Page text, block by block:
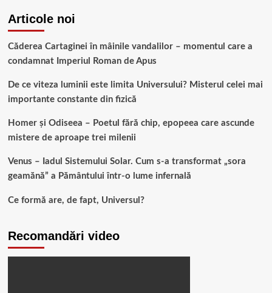
Articole noi
Căderea Cartaginei în mâinile vandalilor – momentul care a
condamnat Imperiul Roman de Apus
De ce viteza luminii este limita Universului? Misterul celei mai
importante constante din fizică
Homer și Odiseea – Poetul fără chip, epopeea care ascunde
mistere de aproape trei milenii
Venus – Iadul Sistemului Solar. Cum s-a transformat „sora
geamănă” a Pământului într-o lume infernală
Ce formă are, de fapt, Universul?
Recomandări video